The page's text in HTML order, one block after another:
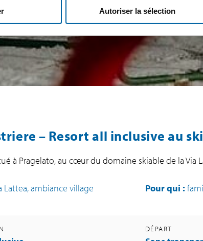
Autoriser la sélection
– Resort all inclusive au
à Pragelato, au cœur du domaine skiable de la Via
Lattea, ambiance village Pour qui :
DÉPART